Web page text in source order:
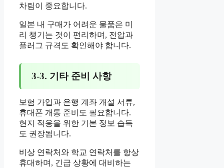
차림이 중요합니다.
일본 내 구매가 어려운 물품은 미
리 챙기는 것이 편리하며, 전압과
플러그 규격도 확인해야 합니다.
3-3. 기타 준비 사항
보험 가입과 은행 계좌 개설 서류,
휴대폰 개통 준비도 필요합니다.
현지 적응을 위한 기본 정보 습득
도 권장됩니다.
비상 연락처와 학교 연락처를 항상
휴대하며, 긴급 상황에 대비하는